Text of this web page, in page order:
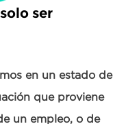
ser
en un estado de
que proviene
un empleo, o de